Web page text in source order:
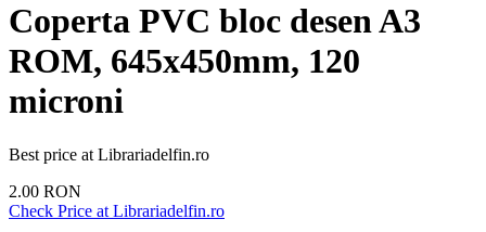
Coperta PVC bloc desen A3
ROM, 645x450mm, 120
microni
Best price at Librariadelfin.ro
2.00 RON
Check Price at Librariadelfin.ro